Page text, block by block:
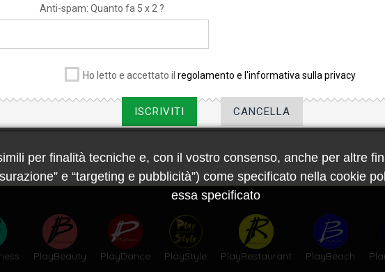
Anti-spam: Quanto fa 5 x 2 ?
Ho letto e accettato ilregolamento e l'informativa sulla privacy
ISCRIVITI CANCELLA
PlayBeauty PlayDance PlayStyle PlayRestaurant PlayBeach
per finalità tecniche e, con il vostro consenso, anche per altre
e “targeting e pubblicità”) come specificato nella cookie
essa specificato